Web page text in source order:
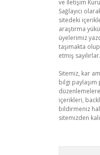
ve İletişim
Sağlayıcı
sitedeki
araştırma
üyelerimiz
taşımakta
etmiş sayılırlar.
Sitemiz, kar
bilgi
içerikleri,
bildirmeniz
sitemizden